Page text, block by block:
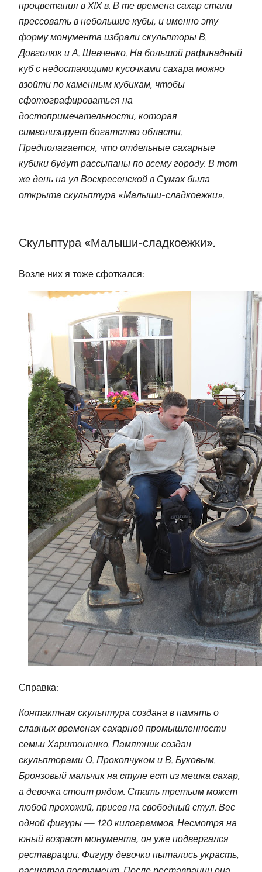
процветания в XIX в. В те времена сахар стали
прессовать в небольшие кубы, и именно эту
форму монумента избрали скульпторы В.
Довголюк и А. Шевченко. На большой рафинадный
куб с недостающими кусочками сахара можно
взойти по каменным кубикам, чтобы
сфотографироваться на
достопримечательности, которая
символизирует богатство области.
Предполагается, что отдельные сахарные
кубики будут рассыпаны по всему городу. В тот
же день на ул Воскресенской в Сумах была
открыта скульптура «Малыши-сладкоежки».
Скульптура «Малыши-сладкоежки».
Возле них я тоже сфоткался:
Справка:
Контактная скульптура создана в память о
славных временах сахарной промышленности
семьи Харитоненко. Памятник создан
скульпторами О. Прокопчуком и В. Буковым.
Бронзовый мальчик на стуле ест из мешка сахар,
а девочка стоит рядом. Стать третьим может
любой прохожий, присев на свободный стул. Вес
одной фигуры — 120 килограммов. Несмотря на
юный возраст монумента, он уже подвергался
реставрации. Фигуру девочки пытались украсть,